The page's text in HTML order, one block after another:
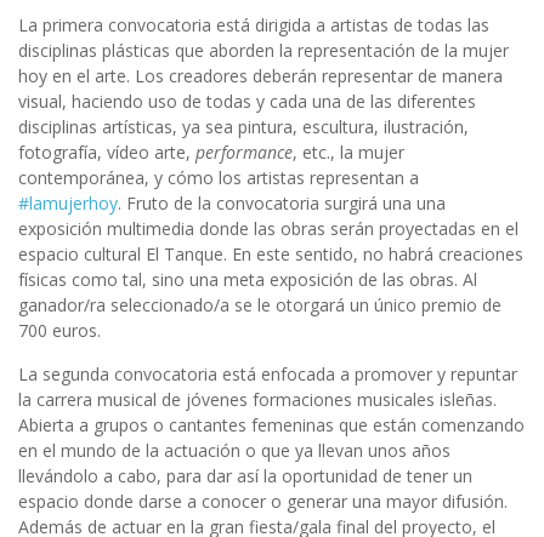
La primera convocatoria está dirigida a artistas de todas las
disciplinas plásticas que aborden la representación de la mujer
hoy en el arte. Los creadores deberán representar de manera
visual, haciendo uso de todas y cada una de las diferentes
disciplinas artísticas, ya sea pintura, escultura, ilustración,
fotografía, vídeo arte, performance, etc., la mujer
contemporánea, y cómo los artistas representan a
#lamujerhoy. Fruto de la convocatoria surgirá una una
exposición multimedia donde las obras serán proyectadas en el
espacio cultural El Tanque. En este sentido, no habrá creaciones
físicas como tal, sino una meta exposición de las obras. Al
ganador/ra seleccionado/a se le otorgará un único premio de
700 euros.
La segunda convocatoria está enfocada a promover y repuntar
la carrera musical de jóvenes formaciones musicales isleñas.
Abierta a grupos o cantantes femeninas que están comenzando
en el mundo de la actuación o que ya llevan unos años
llevándolo a cabo, para dar así la oportunidad de tener un
espacio donde darse a conocer o generar una mayor difusión.
Además de actuar en la gran fiesta/gala final del proyecto, el